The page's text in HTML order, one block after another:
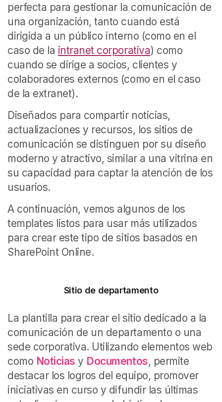
perfecta para gestionar la comunicación de
una organización, tanto cuando está
dirigida a un público interno (como en el
caso de la intranet corporativa) como
cuando se dirige a socios, clientes y
colaboradores externos (como en el caso
de la extranet).
Diseñados para compartir noticias,
actualizaciones y recursos, los sitios de
comunicación se distinguen por su diseño
moderno y atractivo, similar a una vitrina en
su capacidad para captar la atención de los
usuarios.
A continuación, vemos algunos de los
templates listos para usar más utilizados
para crear este tipo de sitios basados en
SharePoint Online.
Sitio de departamento
La plantilla para crear el sitio dedicado a la
comunicación de un departamento o una
sede corporativa. Utilizando elementos web
como Noticias y Documentos, permite
destacar los logros del equipo, promover
iniciativas en curso y difundir las últimas